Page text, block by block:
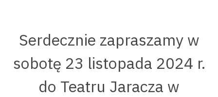
Serdecznie zapraszamy w
sobotę 23 listopada 2024 r.
do Teatru Jaracza w